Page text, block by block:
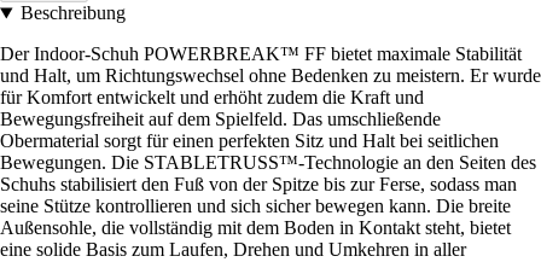
Beschreibung
Der Indoor-Schuh POWERBREAK™ FF bietet maximale Stabilität
und Halt, um Richtungswechsel ohne Bedenken zu meistern. Er wurde
für Komfort entwickelt und erhöht zudem die Kraft und
Bewegungsfreiheit auf dem Spielfeld. Das umschließende
Obermaterial sorgt für einen perfekten Sitz und Halt bei seitlichen
Bewegungen. Die STABLETRUSS™-Technologie an den Seiten des
Schuhs stabilisiert den Fuß von der Spitze bis zur Ferse, sodass man
seine Stütze kontrollieren und sich sicher bewegen kann. Die breite
Außensohle, die vollständig mit dem Boden in Kontakt steht, bietet
eine solide Basis zum Laufen, Drehen und Umkehren in aller